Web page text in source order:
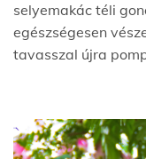
selyemakác téli
egészségesen
tavasszal újra